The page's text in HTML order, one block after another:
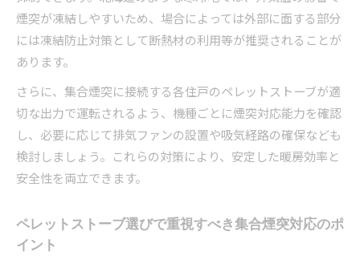
煙突が凍結しやすいため、場合によっては外部に面する部分
には凍結防止対策として断熱材の利用等が推奨されることが
あります。
さらに、集合煙突に接続する各住戸のペレットストーブが適
切な出力で運転されるよう、機種ごとに煙突対応能力を確認
し、必要に応じて排気ファンの設置や吸気経路の確保なども
検討しましょう。これらの対策により、安定した暖房効率と
安全性を両立できます。
ペレットストーブ選びで重視すべき集合煙突対応のポ
イント